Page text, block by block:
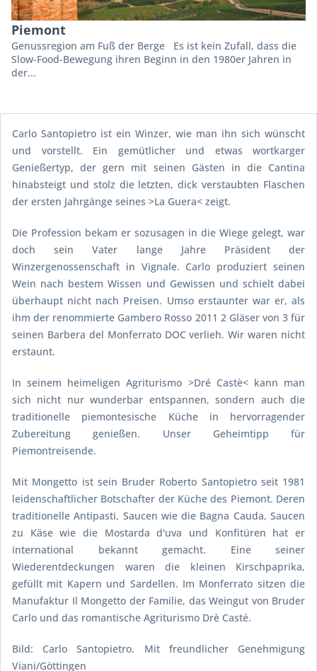
Piemont
Genussregion am Fuß der Berge Es ist kein Zufall, dass die
Slow-Food-Bewegung ihren Beginn in den 1980er Jahren in
der...
Carlo Santopietro ist ein Winzer, wie man ihn sich wünscht
und vorstellt. Ein gemütlicher und etwas wortkarger
Genießertyp, der gern mit seinen Gästen in die Cantina
hinabsteigt und stolz die letzten, dick verstaubten Flaschen
der ersten Jahrgänge seines >La Guera< zeigt.
Die Profession bekam er sozusagen in die Wiege gelegt, war
doch sein Vater lange Jahre Präsident der
Winzergenossenschaft in Vignale. Carlo produziert seinen
Wein nach bestem Wissen und Gewissen und schielt dabei
überhaupt nicht nach Preisen. Umso erstaunter war er, als
ihm der renommierte Gambero Rosso 2011 2 Gläser von 3 für
seinen Barbera del Monferrato DOC verlieh. Wir waren nicht
erstaunt.
In seinem heimeligen Agriturismo >Dré Castè< kann man
sich nicht nur wunderbar entspannen, sondern auch die
traditionelle piemontesische Küche in hervorragender
Zubereitung genießen. Unser Geheimtipp für
Piemontreisende.
Mit Mongetto ist sein Bruder Roberto Santopietro seit 1981
leidenschaftlicher Botschafter der Küche des Piemont. Deren
traditionelle Antipasti, Saucen wie die Bagna Cauda, Saucen
zu Käse wie die Mostarda d'uva und Konfitüren hat er
international bekannt gemacht. Eine seiner
Wiederentdeckungen waren die kleinen Kirschpaprika,
gefüllt mit Kapern und Sardellen. Im Monferrato sitzen die
Manufaktur Il Mongetto der Familie, das Weingut von Bruder
Carlo und das romantische Agriturismo Drè Casté.
Bild: Carlo Santopietro. Mit freundlicher Genehmigung
Viani/Göttingen